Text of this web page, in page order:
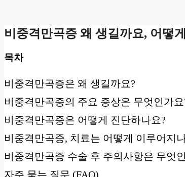
비중격만곡증 왜 생길까요, 어떻
목차
비중격만곡증은 왜 생길까요?
비중격만곡증의 주요 증상은 무엇인가요
비중격만곡증은 어떻게 진단하나요?
비중격만곡증, 치료는 어떻게 이루어지
비중격만곡증 수술 후 주의사항은 무엇
자주 묻는 질문 (FAQ)